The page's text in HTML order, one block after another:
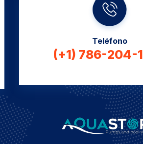
Teléfono
(+1) 786-204-